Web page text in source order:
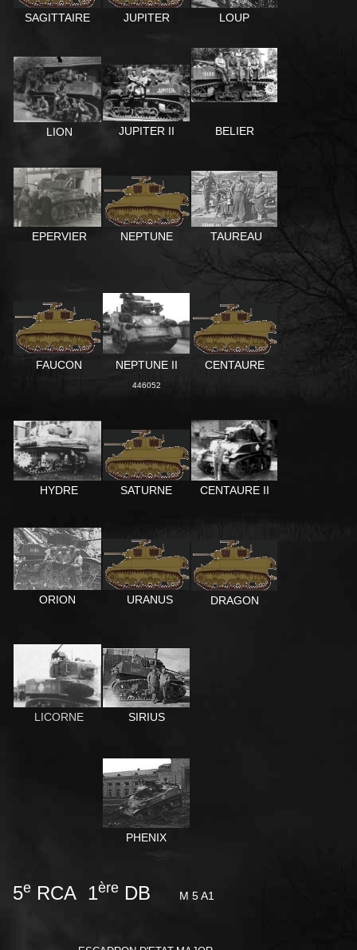
SAGITTAIRE JUPITER LOUP
LION JUPITER II BELIER
EPERVIER NEPTUNE TAUREAU
FAUCON NEPTUNE II
446052
CENTAURE
HYDRE SATURNE CENTAURE II
ORION URANUS DRAGON
LICORNE SIRIUS
PHENIX
5e RCA 1ère DB M 5 A1